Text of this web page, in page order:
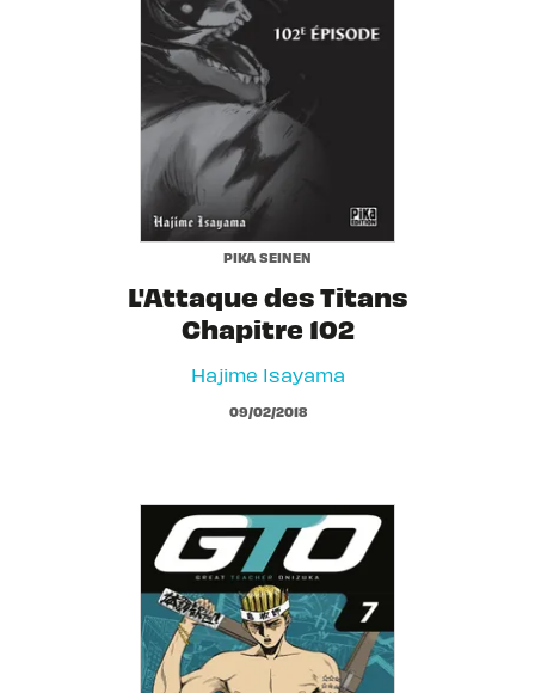
PIKA SEINEN
L'Attaque des Titans
Chapitre 102
Hajime Isayama
09/02/2018